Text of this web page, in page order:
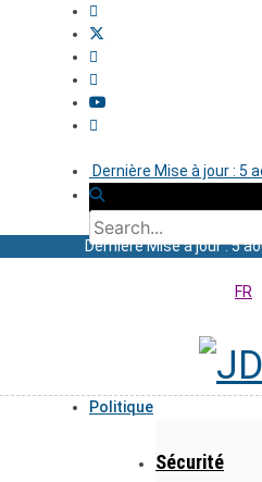
Dernière Mise à jour : 5
Dernière Mise à jour : 5
FR
Politique
Sécurité